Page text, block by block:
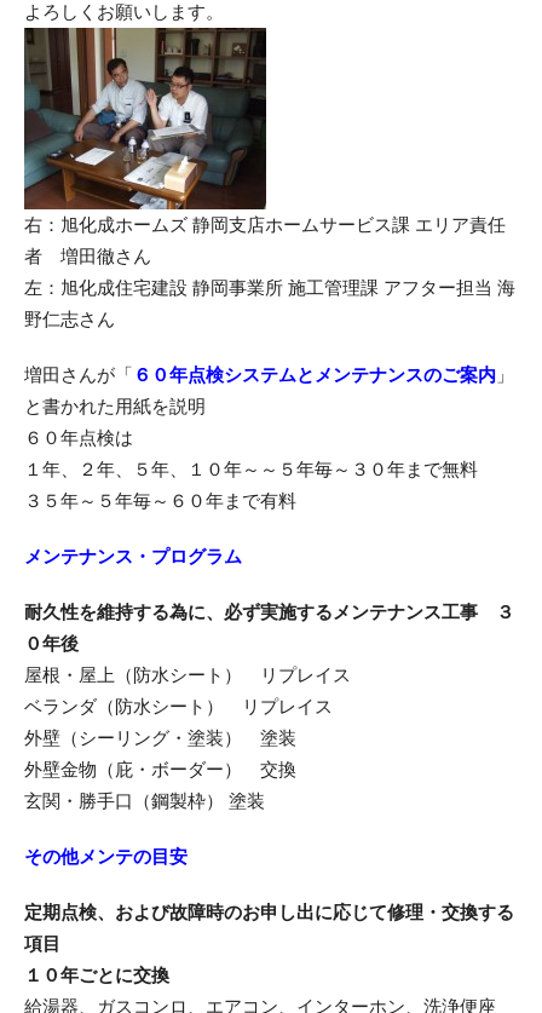
よろしくお願いします。
右：旭化成ホームズ 静岡支店ホームサービス課 エリア責任
者 増田徹さん
左：旭化成住宅建設 静岡事業所 施工管理課 アフター担当 海
野仁志さん
増田さんが「 ６０年点検システムとメンテナンスのご案内 」
と書かれた用紙を説明
６０年点検は
１年、２年、５年、１０年～～５年毎～３０年まで無料
３５年～５年毎～６０年まで有料
メンテナンス・プログラム
耐久性を維持する為に、必ず実施するメンテナンス工事 ３
０年後
屋根・屋上（防水シート） リプレイス
ベランダ（防水シート） リプレイス
外壁（シーリング・塗装） 塗装
外壁金物（庇・ボーダー） 交換
玄関・勝手口（鋼製枠） 塗装
その他メンテの目安
定期点検、および故障時のお申し出に応じて修理・交換する
項目
１０年ごとに交換
給湯器、ガスコンロ、エアコン、インターホン、洗浄便座